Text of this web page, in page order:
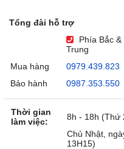
Tổng đài hỗ trợ
Phía Bắc &
Trung
Mua hàng
0979.439.823
Bảo hành
0987.353.550
Thời gian
làm việc:
8h - 18h (Thứ
Chủ Nhật,
13H15)